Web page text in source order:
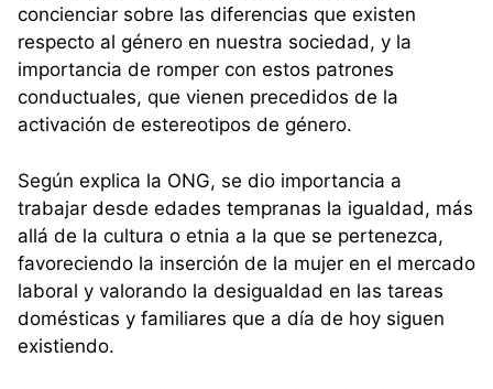
concienciar sobre las diferencias que existen
respecto al género en nuestra sociedad, y la
importancia de romper con estos patrones
conductuales, que vienen precedidos de la
activación de estereotipos de género.
Según explica la ONG, se dio importancia a
trabajar desde edades tempranas la igualdad, más
allá de la cultura o etnia a la que se pertenezca,
favoreciendo la inserción de la mujer en el mercado
laboral y valorando la desigualdad en las tareas
domésticas y familiares que a día de hoy siguen
existiendo.